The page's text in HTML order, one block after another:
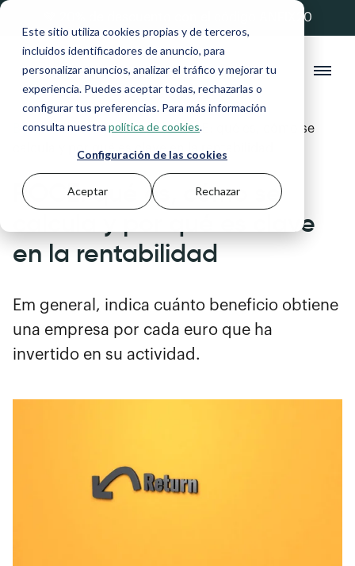
Este sitio utiliza cookies propias y de terceros,
incluidos identificadores de anuncio, para
personalizar anuncios, analizar el tráfico y mejorar tu
experiencia. Puedes aceptar todas, rechazarlas o
configurar tus preferencias. Para más información
consulta nuestra política de cookies.
Configuración de las cookies
Aceptar Rechazar
💚 20% de descuento con el código ANFIX20
Blog >Gestión financiera >ROCE: qué es, cómo se
calcula y por qué es clave en la rentabilidad
ROCE: qué es, cómo se
calcula y por qué es clave
en la rentabilidad
Em general, indica cuánto beneficio obtiene
una empresa por cada euro que ha
invertido en su actividad.